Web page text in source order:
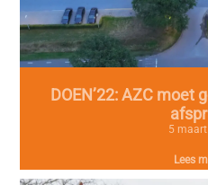
DOEN’22: AZC
5
Lees